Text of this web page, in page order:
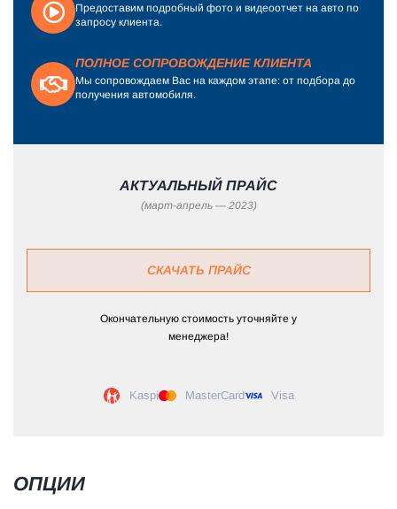
Предоставим подробный фото и видеоотчет на авто по
запросу клиента.
ПОЛНОЕ СОПРОВОЖДЕНИЕ КЛИЕНТА
Мы сопровождаем Вас на каждом этапе: от подбора до
получения автомобиля.
АКТУАЛЬНЫЙ ПРАЙС
(март-апрель — 2023)
СКАЧАТЬ ПРАЙС
Окончательную стоимость уточняйте у
менеджера!
Kaspi MasterCard Visa
ОПЦИИ